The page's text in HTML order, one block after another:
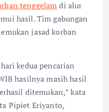
tenggelamdi alur
hasil. Tim gabungan
jasad korban
kedua pencarian
hasilnya masih hasil
ditemukan,” kata
Pipiet Eriyanto,